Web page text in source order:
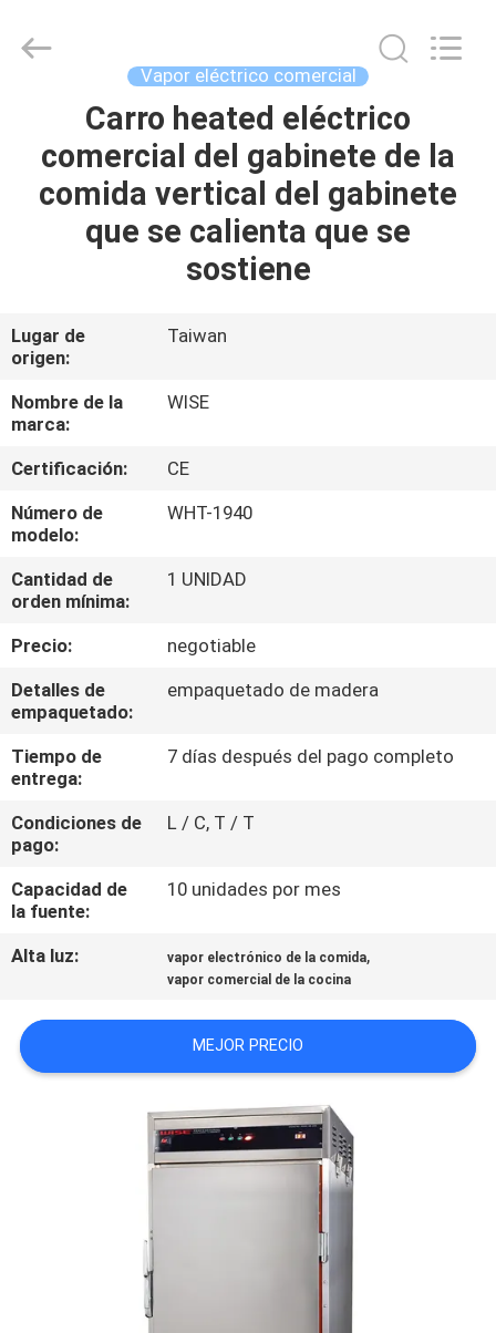
HOGAR
PRODUCTOS
VÍDEOS
SOBRE
NOSOTROS
VIAJE
DE
LA
FÁBRICA
DE
CALIDAD
ÉNTRENOS
CONTACTO
CON
NOTICIAS
CASOS
Catering
equipments
Vapor eléctrico comercial
Carro heated eléctrico
comercial del gabinete de la
comida vertical del gabinete
que se calienta que se
sostiene
Lugar de
origen:
Taiwan
Nombre de la
marca:
WISE
Certificación:
CE
Número de
modelo:
WHT-1940
Cantidad de
orden mínima:
1 UNIDAD
Precio:
negotiable
Detalles de
empaquetado:
empaquetado de madera
Tiempo de
entrega:
7 días después del pago completo
Condiciones de
pago:
L / C, T / T
Capacidad de
la fuente:
10 unidades por mes
Alta luz: vapor electrónico de la comida,
vapor comercial de la cocina
MEJOR PRECIO